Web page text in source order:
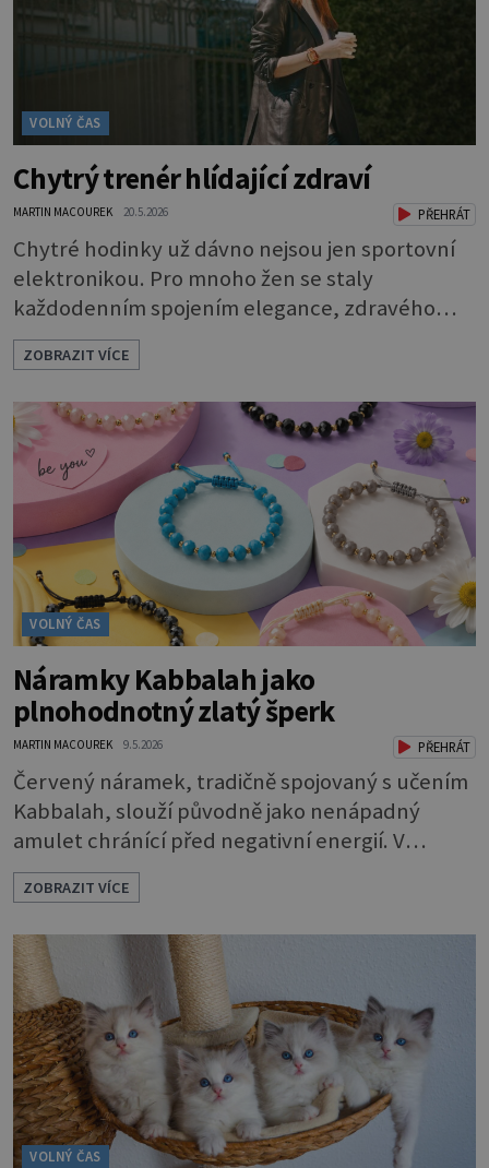
VOLNÝ ČAS
Chytrý trenér hlídající zdraví
MARTIN MACOUREK 20.5.2026 PŘEHRÁT
Chytré hodinky už dávno nejsou jen sportovní
elektronikou. Pro mnoho žen se staly
každodenním spojením elegance, zdravého
životního stylu a moderních technologií.
Huawei dnes ukazuje, že smartwatch mohou
působit stejně stylově jako klasické hodinky — a
současně nabídnout překvapivě sofistikované
funkce pro péči o zdraví i aktivní život.
Elegantní design, tenké profily, kvalitní
materiály a
ZOBRAZIT VÍCE
VOLNÝ ČAS
Náramky Kabbalah jako
plnohodnotný zlatý šperk
MARTIN MACOUREK 9.5.2026 PŘEHRÁT
Červený náramek, tradičně spojovaný s učením
Kabbalah, slouží původně jako nenápadný
amulet chránící před negativní energií. V
současné šperkařské tvorbě se však tento
symbol posouvá na zcela novou úroveň. Značka
Aurino racionálně spojuje historický význam
červené šňůrky s trvalou hodnotou drahého
kovu, čímž vzniká elegantní a plnohodnotný
šperk vhodný pro každodenní nošení. Náramky
Kabbalah z
ZOBRAZIT VÍCE
VOLNÝ ČAS